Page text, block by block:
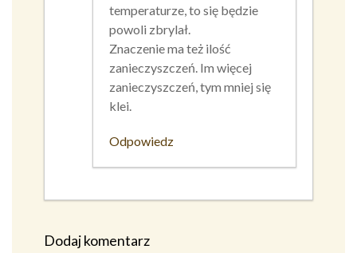
temperaturze, to się będzie
powoli zbrylał.
Znaczenie ma też ilość
zanieczyszczeń. Im więcej
zanieczyszczeń, tym mniej się
klei.
Odpowiedz
Dodaj komentarz